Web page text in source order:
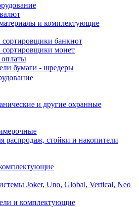
и комплектующие
банкнот
сортировщики монет
бумаги - шредеры
и другие охранные
распродаж, стойки и накопители
Joker, Uno, Global, Vertical, Neo
и комплектующие